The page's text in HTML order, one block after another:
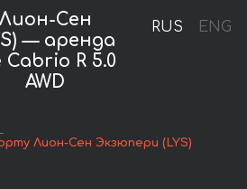
RUS ENG
Сен
— аренда
R 5.0
AWD
Лион-Сен Экзюпери (LYS)